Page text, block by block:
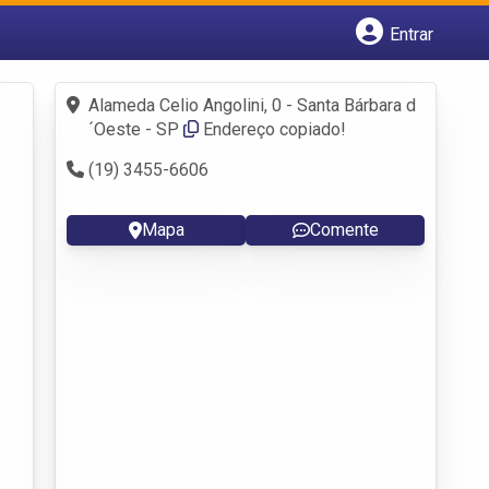
Entrar
Fazer login
Criar conta
Alameda Celio Angolini, 0 - Santa Bárbara d
´Oeste - SP
Endereço copiado!
(19) 3455-6606
Mapa Comente